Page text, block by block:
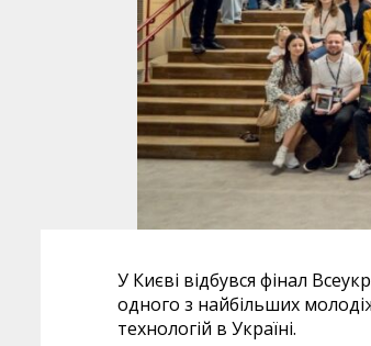
У Києві відбувся фінал
одного з найбільших
технологій в Україні.